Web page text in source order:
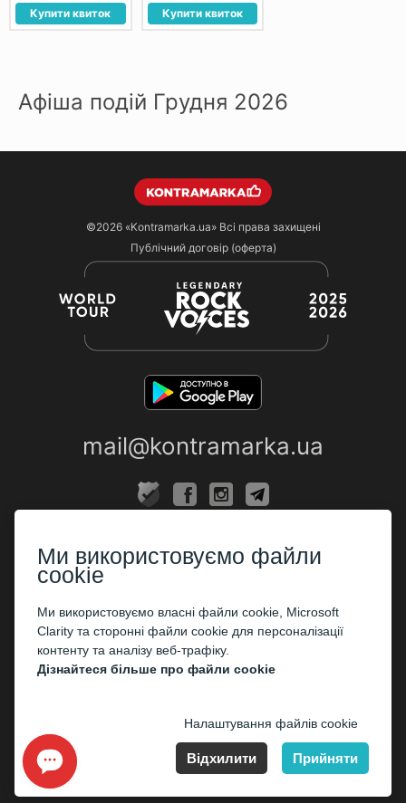
Купити квиток Купити квиток
Афіша подій Грудня 2026
©2026 «Kontramarka.ua»Всі права захищені
Публічний договір (оферта)
mail@kontramarka.ua
Каси
ПАРТНЕРАМ
Організаторам
Корпоративним клієнтам
Ми використовуємо файли
cookie
Ми використовуємо власні файли cookie, Microsoft
Clarity та сторонні файли cookie для персоналізації
контенту та аналізу веб-трафіку.
Дізнайтеся більше про файли cookie
Налаштування файлів cookie
Відхилити Прийняти